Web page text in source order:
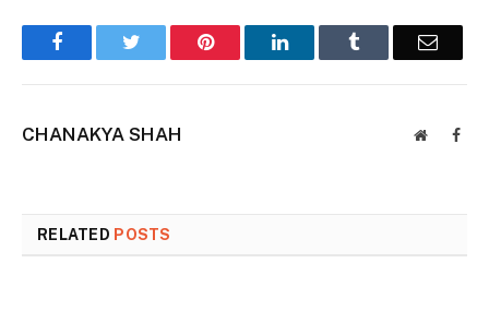
FacebookTwitter Pinterest LinkedInTumblr Email
CHANAKYA SHAH Website
RELATED POSTS